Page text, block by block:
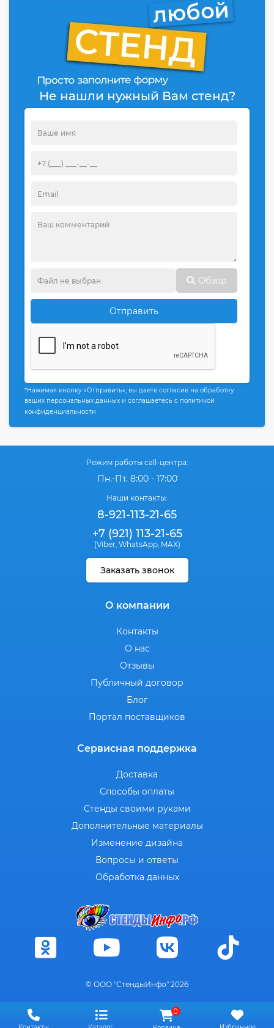
0
Не нашли нужный Вам стенд?
Обзор
Отправить
*Нажимая кнопку «Отправить», вы даете согласие на обработку
ваших персональных данных и соглашаетесь с политикой
конфиденциальности
Режим работы call-центра:
Пн.-Пт. 8:00 - 17:00
Наши контакты:
8-921-113-21-65
+7 (921) 113-21-65
(Viber, WhatsApp, MAX)
Заказать звонок
О компании
Контакты
О нас
Отзывы
Публичный договор
Блог
Портал поставщиков
Сервисная поддержка
Доставка
Способы оплаты
Стенды своими руками
Дополнительные материалы
Изменение дизайна
Вопросы и ответы
Обработка данных
© ООО "СтендыИнфо" 2026